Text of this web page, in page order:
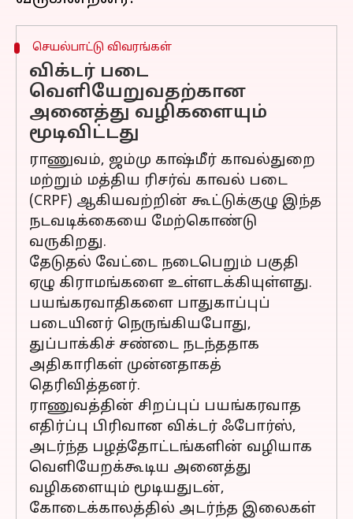
செயல்பாட்டு விவரங்கள்
விக்டர் படை
வெளியேறுவதற்கான
அனைத்து வழிகளையும்
மூடிவிட்டது
ராணுவம், ஜம்மு காஷ்மீர் காவல்துறை
மற்றும் மத்திய ரிசர்வ் காவல் படை
(CRPF) ஆகியவற்றின் கூட்டுக்குழு இந்த
நடவடிக்கையை மேற்கொண்டு
வருகிறது.
தேடுதல் வேட்டை நடைபெறும் பகுதி
ஏழு கிராமங்களை உள்ளடக்கியுள்ளது.
பயங்கரவாதிகளை பாதுகாப்புப்
படையினர் நெருங்கியபோது, ​​
துப்பாக்கிச் சண்டை நடந்ததாக
அதிகாரிகள் முன்னதாகத்
தெரிவித்தனர்.
ராணுவத்தின் சிறப்புப் பயங்கரவாத
எதிர்ப்பு பிரிவான விக்டர் ஃபோர்ஸ்,
அடர்ந்த பழத்தோட்டங்களின் வழியாக
வெளியேறக்கூடிய அனைத்து
வழிகளையும் மூடியதுடன்,
கோடைக்காலத்தில் அடர்ந்த இலைகள்